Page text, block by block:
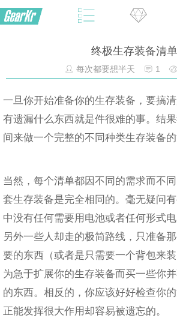
终极生存装备清单
每次都要想半天 1
一旦你开始准备你的生存装备，要搞
有遗漏什么东西就是件很难的事。结
间来做一个完整的不同种类生存装备的
当然，每个清单都因不同的需求而不
套生存装备是完全相同的。毫无疑问
中没有任何需要用电池或者任何形式
另外一些人却走的极简路线，只准备
要的东西（或者是只需要一个背包来
为急于扩展你的生存装备而买一些你
的东西。相反的，你应该好好检查你
正能发挥很大作用却容易被遗忘的。